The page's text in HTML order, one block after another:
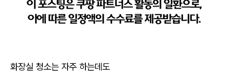
화장실 청소는 자주 하는데도